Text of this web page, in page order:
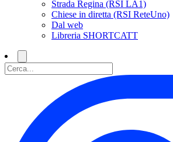
Strada Regina (RSI LA1)
Chiese in diretta (RSI ReteUno)
Dal web
Libreria SHORTCATT